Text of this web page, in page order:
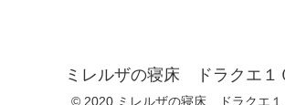
ミレルザの寝床 ドラクエ１
© 2020 ミレルザの寝床 ドラクエ１